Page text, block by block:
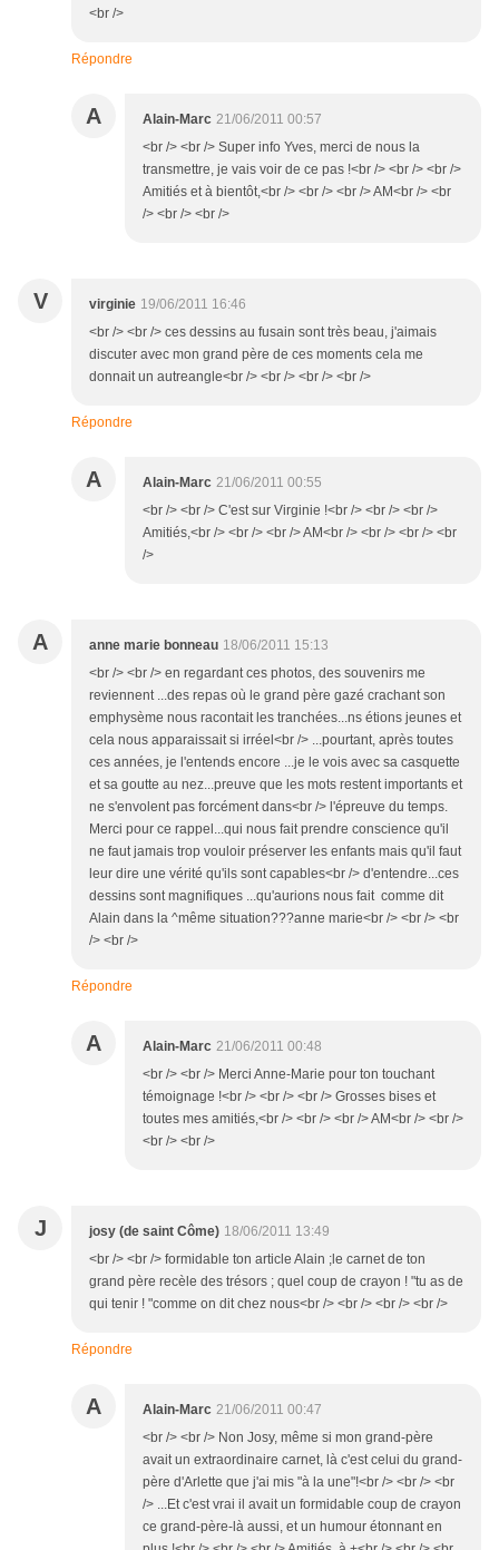
<br />
Répondre
A Alain-Marc 21/06/2011 00:57
<br /> <br /> Super info Yves, merci de nous la
transmettre, je vais voir de ce pas !<br /> <br /> <br />
Amitiés et à bientôt,<br /> <br /> <br /> AM<br /> <br
/> <br /> <br />
V virginie 19/06/2011 16:46
<br /> <br /> ces dessins au fusain sont très beau, j'aimais
discuter avec mon grand père de ces moments cela me
donnait un autreangle<br /> <br /> <br /> <br />
Répondre
A Alain-Marc 21/06/2011 00:55
<br /> <br /> C'est sur Virginie !<br /> <br /> <br />
Amitiés,<br /> <br /> <br /> AM<br /> <br /> <br /> <br
/>
A anne marie bonneau 18/06/2011 15:13
<br /> <br /> en regardant ces photos, des souvenirs me
reviennent ...des repas où le grand père gazé crachant son
emphysème nous racontait les tranchées...ns étions jeunes et
cela nous apparaissait si irréel<br /> ...pourtant, après toutes
ces années, je l'entends encore ...je le vois avec sa casquette
et sa goutte au nez...preuve que les mots restent importants et
ne s'envolent pas forcément dans<br /> l'épreuve du temps.
Merci pour ce rappel...qui nous fait prendre conscience qu'il
ne faut jamais trop vouloir préserver les enfants mais qu'il faut
leur dire une vérité qu'ils sont capables<br /> d'entendre...ces
dessins sont magnifiques ...qu'aurions nous fait comme dit
Alain dans la ^même situation???anne marie<br /> <br /> <br
/> <br />
Répondre
A Alain-Marc 21/06/2011 00:48
<br /> <br /> Merci Anne-Marie pour ton touchant
témoignage !<br /> <br /> <br /> Grosses bises et
toutes mes amitiés,<br /> <br /> <br /> AM<br /> <br />
<br /> <br />
J josy (de saint Côme) 18/06/2011 13:49
<br /> <br /> formidable ton article Alain ;le carnet de ton
grand père recèle des trésors ; quel coup de crayon ! "tu as de
qui tenir ! "comme on dit chez nous<br /> <br /> <br /> <br />
Répondre
A Alain-Marc 21/06/2011 00:47
<br /> <br /> Non Josy, même si mon grand-père
avait un extraordinaire carnet, là c'est celui du grand-
père d'Arlette que j'ai mis "à la une"!<br /> <br /> <br
/> ...Et c'est vrai il avait un formidable coup de crayon
ce grand-père-là aussi, et un humour étonnant en